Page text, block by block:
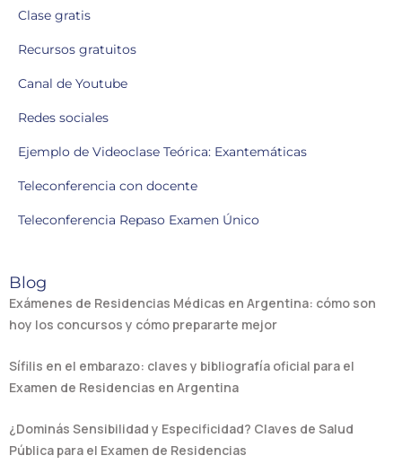
Clase gratis
Recursos gratuitos
Canal de Youtube
Redes sociales
Ejemplo de Videoclase Teórica: Exantemáticas
Teleconferencia con docente
Teleconferencia Repaso Examen Único
Blog
Exámenes de Residencias Médicas en Argentina: cómo son
hoy los concursos y cómo prepararte mejor
Sífilis en el embarazo: claves y bibliografía oficial para el
Examen de Residencias en Argentina
¿Dominás Sensibilidad y Especificidad? Claves de Salud
Pública para el Examen de Residencias